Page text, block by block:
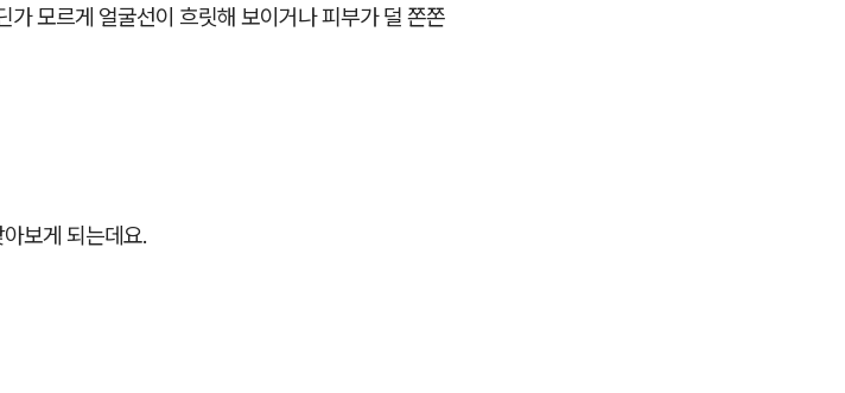
모르게 얼굴선이 흐릿해 보이거나 피부가 덜 쫀쫀
보게 되는데요.